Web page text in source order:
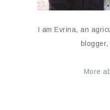
I am Evrina, an
More